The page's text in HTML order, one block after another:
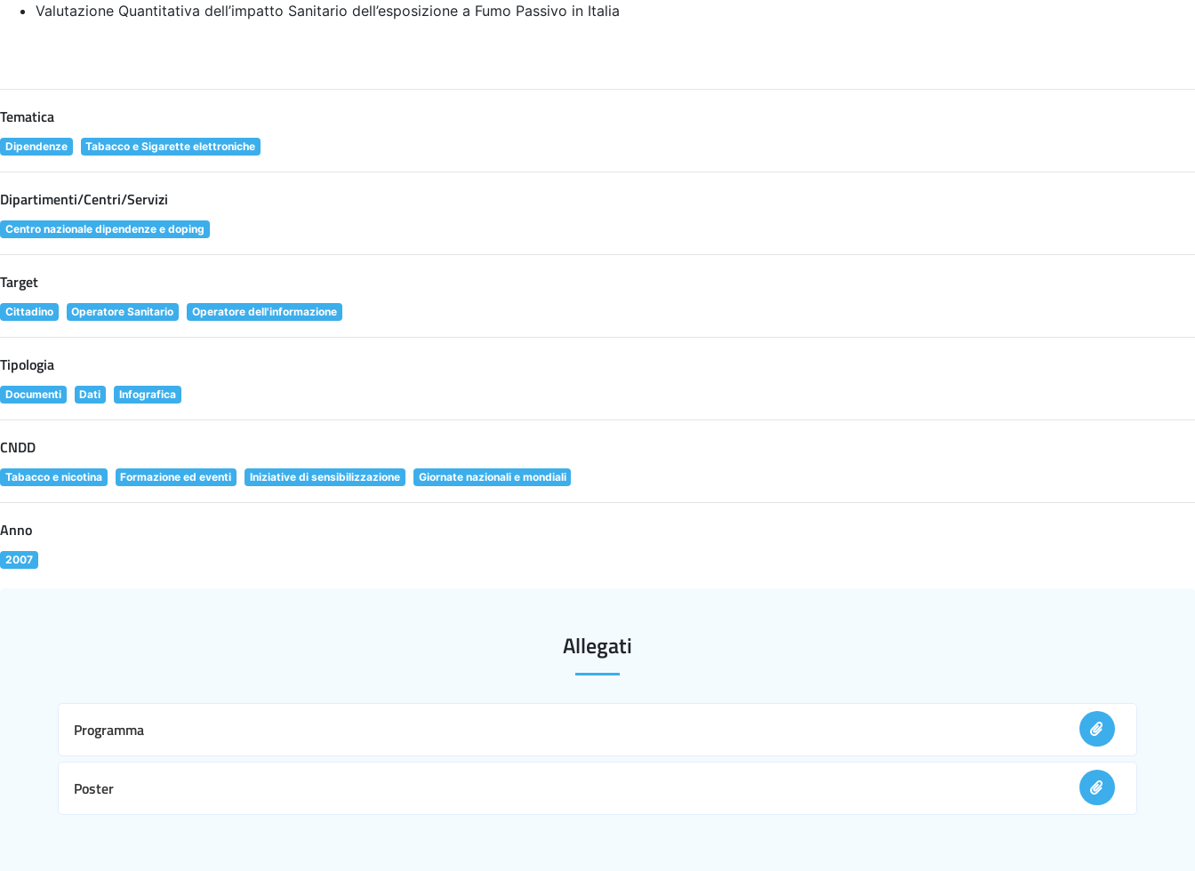
Valutazione Quantitativa dell’impatto Sanitario dell’esposizione a Fumo Passivo in Italia
Tematica
Dipendenze Tabacco e Sigarette elettroniche
Dipartimenti/Centri/Servizi
Centro nazionale dipendenze e doping
Target
Cittadino Operatore Sanitario Operatore dell'informazione
Tipologia
Documenti Dati Infografica
CNDD
Tabacco e nicotina Formazione ed eventi Iniziative di sensibilizzazione Giornate nazionali e mondiali
Anno
2007
Allegati
Programma
Poster